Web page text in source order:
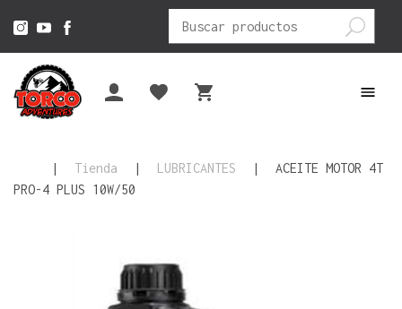
Buscar
por:
| Tienda | LUBRICANTES |
ACEITE MOTOR 4T
PRO-4 PLUS 10W/50